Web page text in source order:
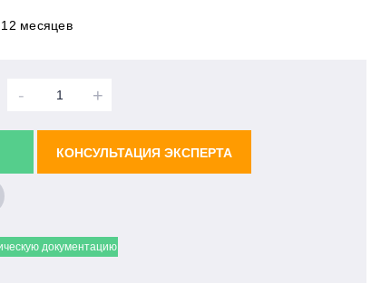
месяцев
- +
КОНСУЛЬТАЦИЯ ЭКСПЕРТА
документацию